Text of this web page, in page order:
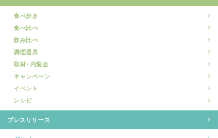
食べ歩き
食べ比べ
飲み比べ
調理器具
取材・内覧会
キャンペーン
イベント
レシピ
プレスリリース